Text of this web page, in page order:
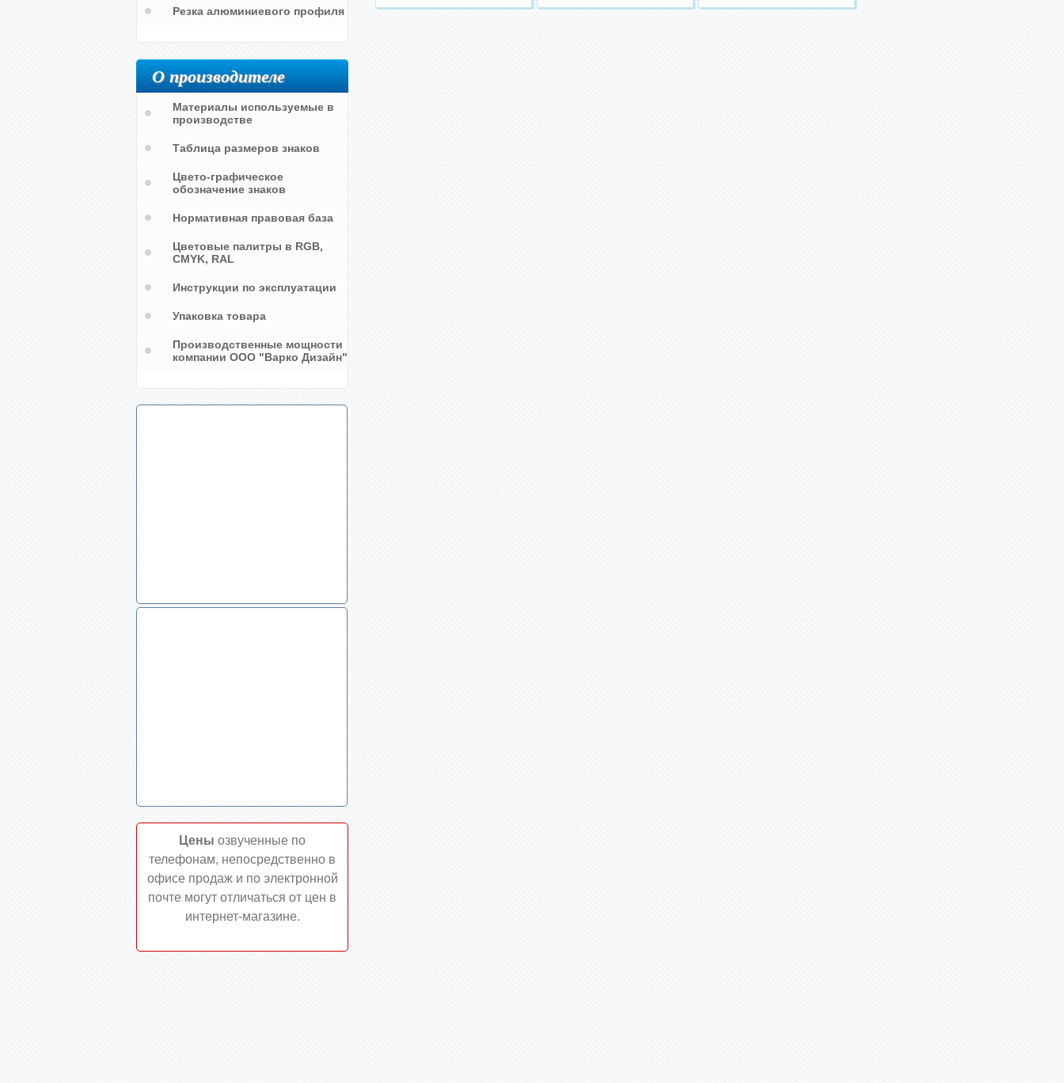
Резка алюминиевого профиля
О производителе
Материалы используемые в
производстве
Таблица размеров знаков
Цвето-графическое
обозначение знаков
Нормативная правовая база
Цветовые палитры в RGB,
CMYK, RAL
Инструкции по эксплуатации
Упаковка товара
Производственные мощности
компании ООО "Варко Дизайн"
Цены озвученные по
телефонам, непосредственно в
офисе продаж и по электронной
почте могут отличаться от цен в
интернет-магазине.